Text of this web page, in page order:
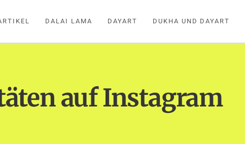
DALAI LAMA DAYART DUKHA UND DAYART
auf Instagram